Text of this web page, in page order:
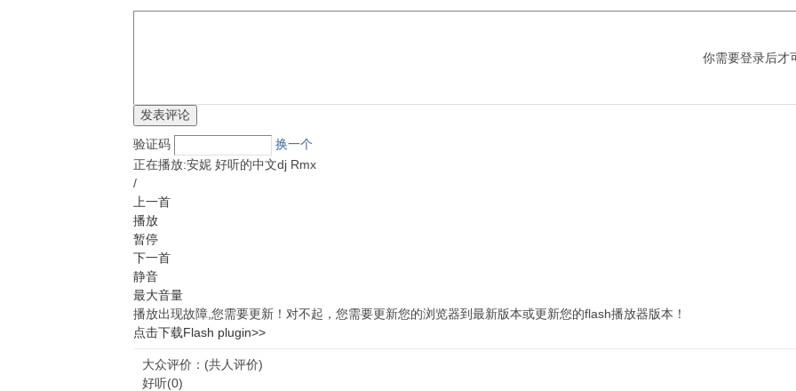
你需要登录后才
验证码
换一个
正在播放:安妮 好听的中文dj Rmx
/
上一首
播放
暂停
下一首
静音
最大音量
播放出现故障,您需要更新！ 对不起，您需要更新您的浏览器到最新版本或更新您的flash播放器版本！
点击下载Flash plugin>>
大众评价： (共人评价)
好听(0)